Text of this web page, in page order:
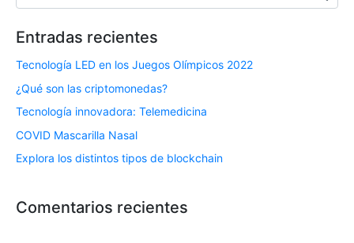
Entradas recientes
Tecnología LED en los Juegos Olímpicos 2022
¿Qué son las criptomonedas?
Tecnología innovadora: Telemedicina
COVID Mascarilla Nasal
Explora los distintos tipos de blockchain
Comentarios recientes